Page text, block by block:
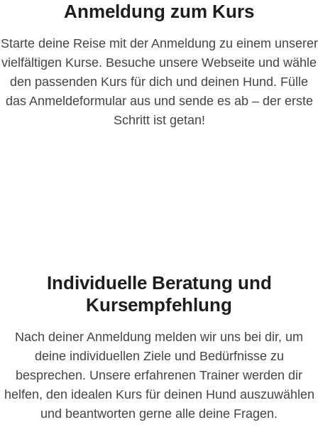
Anmeldung zum Kurs
Starte deine Reise mit der Anmeldung zu einem unserer
vielfältigen Kurse. Besuche unsere Webseite und wähle
den passenden Kurs für dich und deinen Hund. Fülle
das Anmeldeformular aus und sende es ab – der erste
Schritt ist getan!
Individuelle Beratung und
Kursempfehlung
Nach deiner Anmeldung melden wir uns bei dir, um
deine individuellen Ziele und Bedürfnisse zu
besprechen. Unsere erfahrenen Trainer werden dir
helfen, den idealen Kurs für deinen Hund auszuwählen
und beantworten gerne alle deine Fragen.